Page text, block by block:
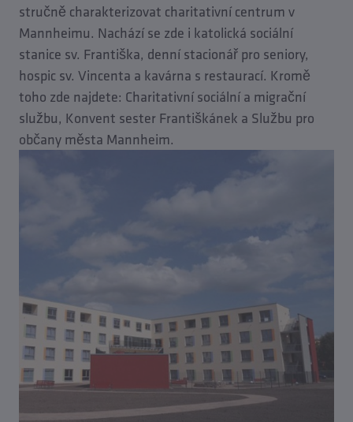
stručně charakterizovat charitativní centrum v
Mannheimu. Nachází se zde i katolická sociální
stanice sv. Františka, denní stacionář pro seniory,
hospic sv. Vincenta a kavárna s restaurací. Kromě
toho zde najdete: Charitativní sociální a migrační
službu, Konvent sester Františkánek a Službu pro
občany města Mannheim.